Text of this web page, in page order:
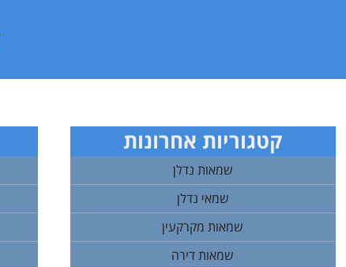
קטגוריות אחרונות
שמאות נדלן
שמאי נדלן
שמאות מקרקעין
שמאות דירה